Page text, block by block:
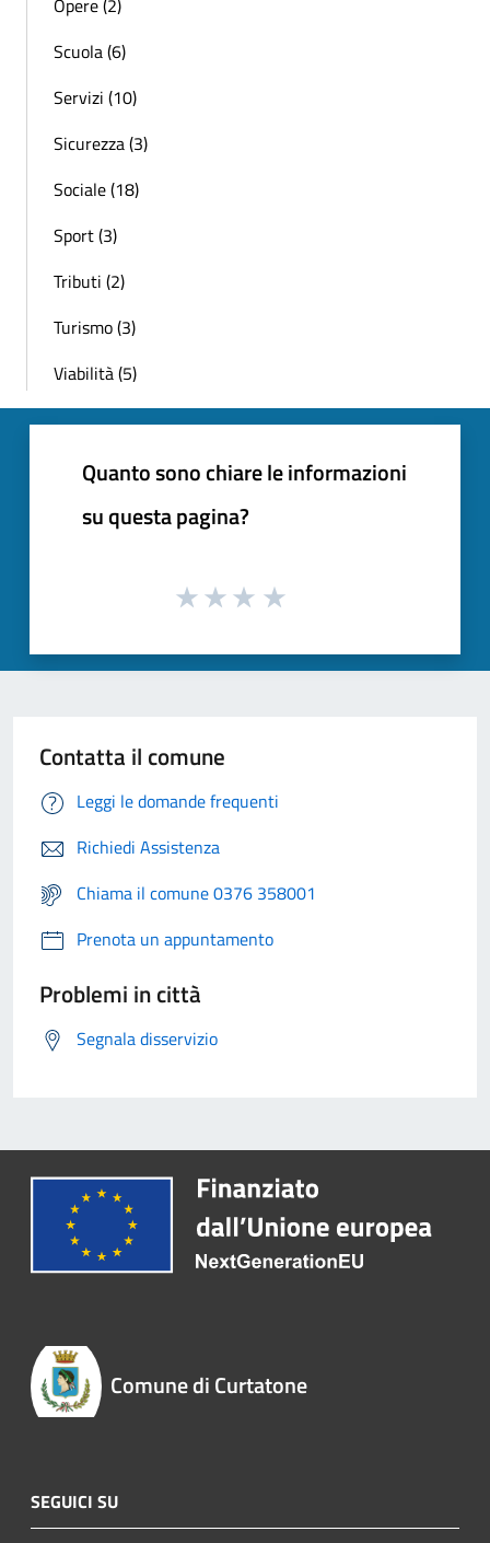
Scuola (6)
Servizi (10)
Sicurezza (3)
Sociale (18)
Sport (3)
Tributi (2)
Turismo (3)
Viabilità (5)
Quanto sono chiare le informazioni
su questa pagina?
Contatta il comune
Leggi le domande frequenti
Richiedi Assistenza
Chiama il comune 0376 358001
Prenota un appuntamento
Problemi in città
Segnala disservizio
Comune di Curtatone
SEGUICI SU